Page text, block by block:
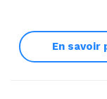
En savoir